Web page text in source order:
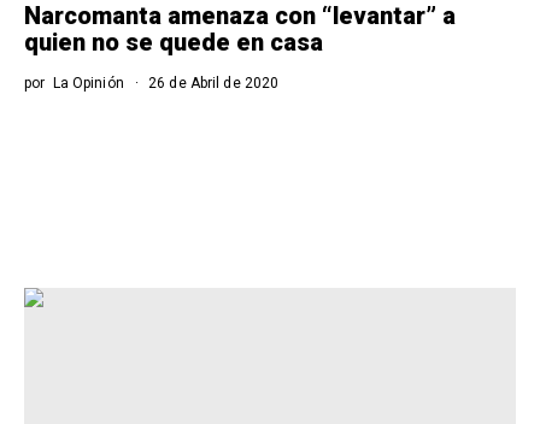
Narcomanta amenaza con “levantar” a
quien no se quede en casa
por La Opinión 26 de Abril de 2020